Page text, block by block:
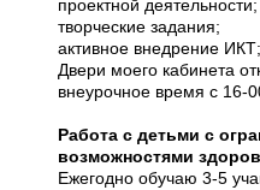
проектной деятельности;
творческие задания;
активное внедрение ИКТ;
Двери моего кабинета
внеурочное время с 16-
Работа с детьми с
возможностями
Ежегодно обучаю 3-5